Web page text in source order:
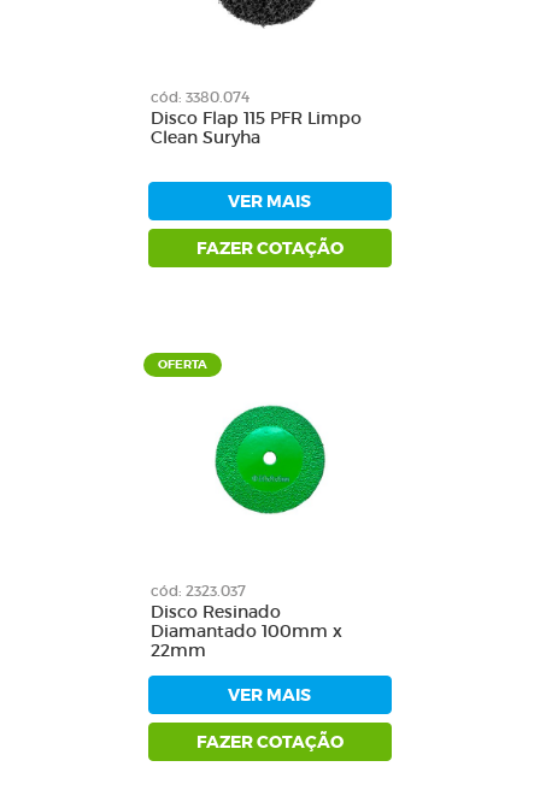
cód: 3380.074
Disco Flap 115 PFR Limpo
Clean Suryha
VER MAIS
FAZER COTAÇÃO
OFERTA
cód: 2323.037
Disco Resinado
Diamantado 100mm x
22mm
VER MAIS
FAZER COTAÇÃO